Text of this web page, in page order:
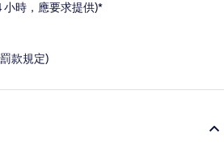
小時，應要求提供)*
款規定)